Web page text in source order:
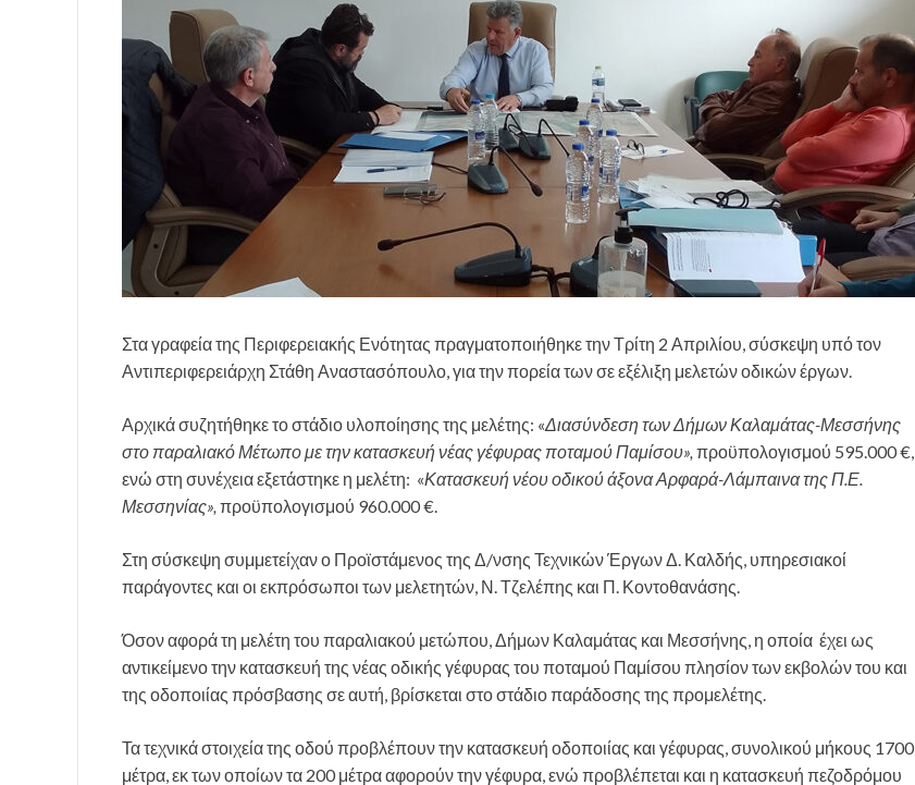
Στα γραφεία της Περιφερειακής Ενότητας πραγματοποιήθηκε την Τρίτη 2 Απριλίου, σύσκεψη υπό τον
Αντιπεριφερειάρχη Στάθη Αναστασόπουλο, για την πορεία των σε εξέλιξη μελετών οδικών έργων.
Αρχικά συζητήθηκε το στάδιο υλοποίησης της μελέτης: «Διασύνδεση των Δήμων Καλαμάτας-Μεσσήνης
στο παραλιακό Μέτωπο με την κατασκευή νέας γέφυρας ποταμού Παμίσου», προϋπολογισμού 595.000 €,
ενώ στη συνέχεια εξετάστηκε η μελέτη: «Κατασκευή νέου οδικού άξονα Αρφαρά-Λάμπαινα της Π.Ε.
Μεσσηνίας», προϋπολογισμού 960.000 €.
Στη σύσκεψη συμμετείχαν ο Προϊστάμενος της Δ/νσης Τεχνικών Έργων Δ. Καλδής, υπηρεσιακοί
παράγοντες και οι εκπρόσωποι των μελετητών, Ν. Τζελέπης και Π. Κοντοθανάσης.
Όσον αφορά τη μελέτη του παραλιακού μετώπου, Δήμων Καλαμάτας και Μεσσήνης, η οποία έχει ως
αντικείμενο την κατασκευή της νέας οδικής γέφυρας του ποταμού Παμίσου πλησίον των εκβολών του και
της οδοποιίας πρόσβασης σε αυτή, βρίσκεται στο στάδιο παράδοσης της προμελέτης.
Τα τεχνικά στοιχεία της οδού προβλέπουν την κατασκευή οδοποιίας και γέφυρας, συνολικού μήκους 1700
μέτρα, εκ των οποίων τα 200 μέτρα αφορούν την γέφυρα, ενώ προβλέπεται και η κατασκευή πεζοδρόμου